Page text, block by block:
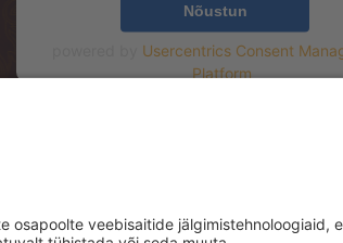
Nõustun
Usercentrics Consent
Platform